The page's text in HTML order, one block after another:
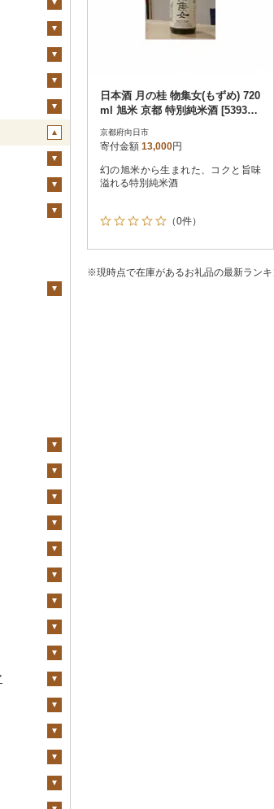
フ
）
品）
）
ンナ
ギス
品
品
ト
スカ
ーツ
トビ
ーク
ター
グ
オレ
グ
ス
メラ
クー
利用
テリ
プ
プョル
日本酒 月の桂 物集女(もずめ) 720
ml 旭米 京都 特別純米酒 [539300
11]
京都府向日市
寄付金額 13,000円
幻の旭米から生まれた、コクと旨味
溢れる特別純米酒
（0件）
※現時点で在庫があるお礼品の最新ランキ